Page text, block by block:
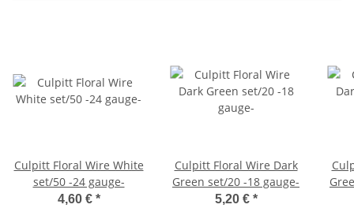
Culpitt Floral Wire White
set/50 -24 gauge-
4,60 € *
Culpitt Floral Wire Dark
Green set/20 -18 gauge-
5,20 € *